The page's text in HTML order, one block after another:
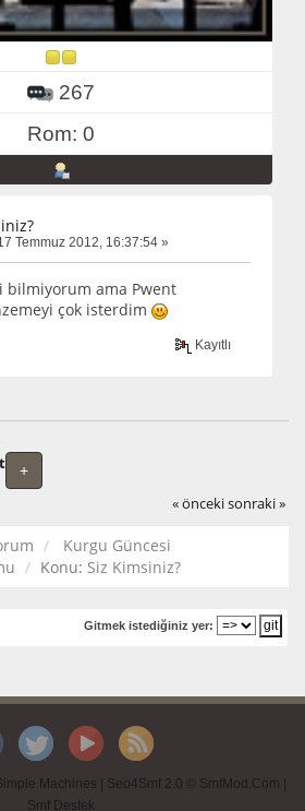
267
Rom: 0
Temmuz 2012, 16:37:54 »
bilmiyorum ama Pwent
çok isterdim
Kayıtlı
+
« önceki sonraki »
Kurgu Güncesi
Konu: Siz Kimsiniz?
Gitmek istediğiniz yer:
Machines | Seo4Smf 2.0 © SmfMod.Com |
Smf Destek